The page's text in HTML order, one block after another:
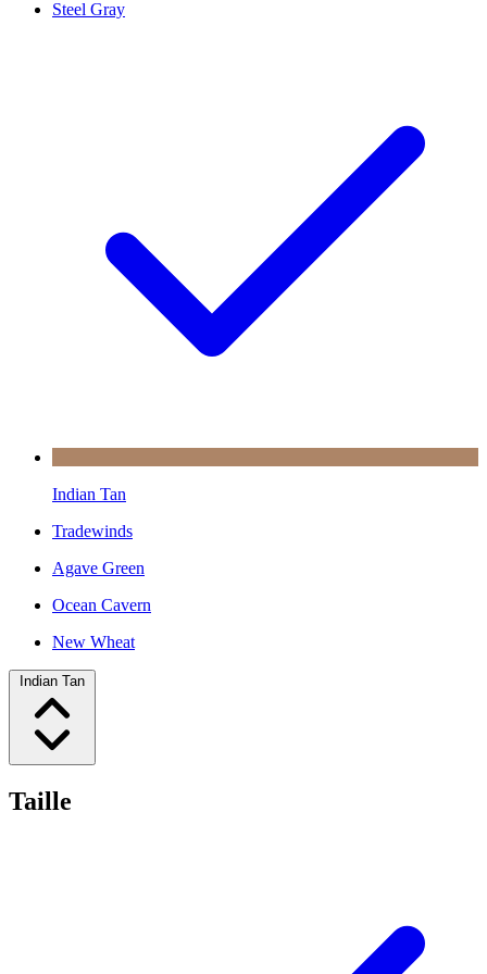
Steel Gray
Indian Tan
Tradewinds
Agave Green
Ocean Cavern
New Wheat
Indian Tan
Taille